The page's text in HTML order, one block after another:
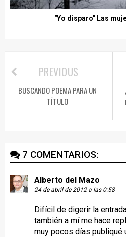
"Yo disparo" Las
PREVIOUS
BUSCANDO POEMA PARA UN
TÍTULO
7 COMENTARIOS:
Alberto del Mazo
24 de abril de 2012 a las 0:58
Difícil de digerir la
también a mí me hace
muy pocos días publiqué